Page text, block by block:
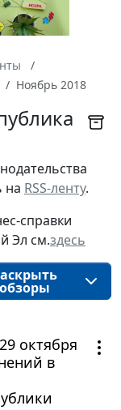
Ноябрь 2018
на RSS-ленту.
справки
Эл см.здесь
обзоры
октября
в